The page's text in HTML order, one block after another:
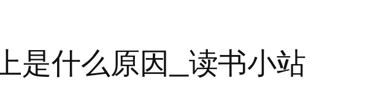
是什么原因_读书小站